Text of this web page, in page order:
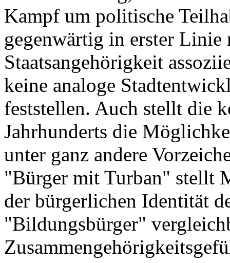
Kampf um politische
gegenwärtig in erster
Staatsangehörigkeit
keine analoge
feststellen. Auch stellt die
Jahrhunderts die
unter ganz andere
"Bürger mit Turban" stellt
der bürgerlichen Identität
"Bildungsbürger"